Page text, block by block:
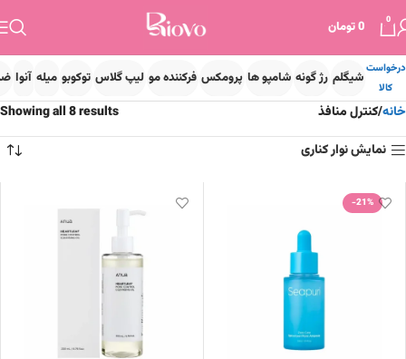
0
0تومان
درخواست
کالا
شیگلم رژ گونه شامپو ها پرومکس فرکننده مو لیپ گلاس توکوبو میله آنوا
خانه کنترل منافذ
Showing all 8 results
نمایش نوار کناری
-21%